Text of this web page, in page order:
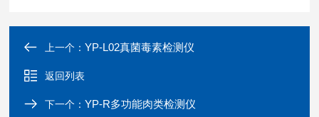
上一个：YP-L02真菌毒素检测仪
返回列表
下一个：YP-R多功能肉类检测仪